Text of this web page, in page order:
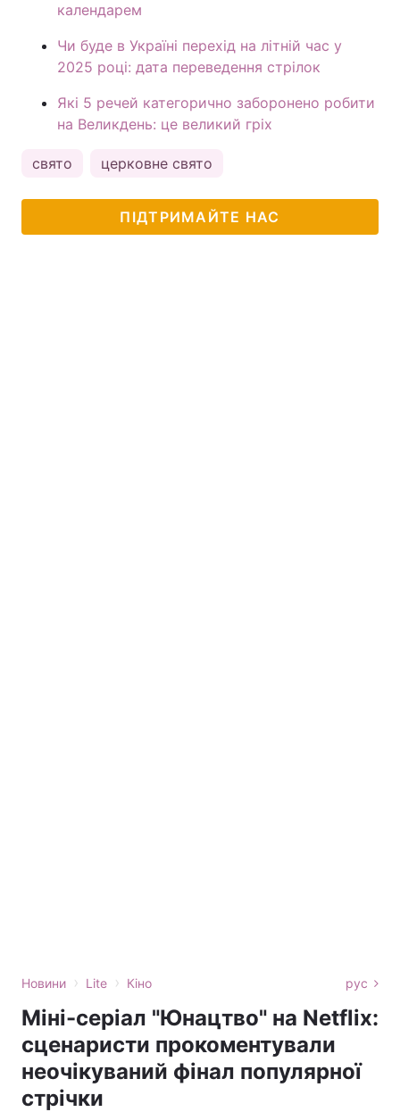
календарем
Чи буде в Україні перехід на літній час у
2025 році: дата переведення стрілок
Які 5 речей категорично заборонено робити
на Великдень: це великий гріх
свято церковне свято
ПІДТРИМАЙТЕ НАС
Новини › Lite › Кіно рус
Міні-серіал "Юнацтво" на Netflix:
сценаристи прокоментували
неочікуваний фінал популярної
стрічки